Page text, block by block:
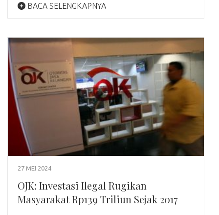
BACA SELENGKAPNYA
27 MEI 2024
OJK: Investasi Ilegal Rugikan
Masyarakat Rp139 Triliun Sejak 2017